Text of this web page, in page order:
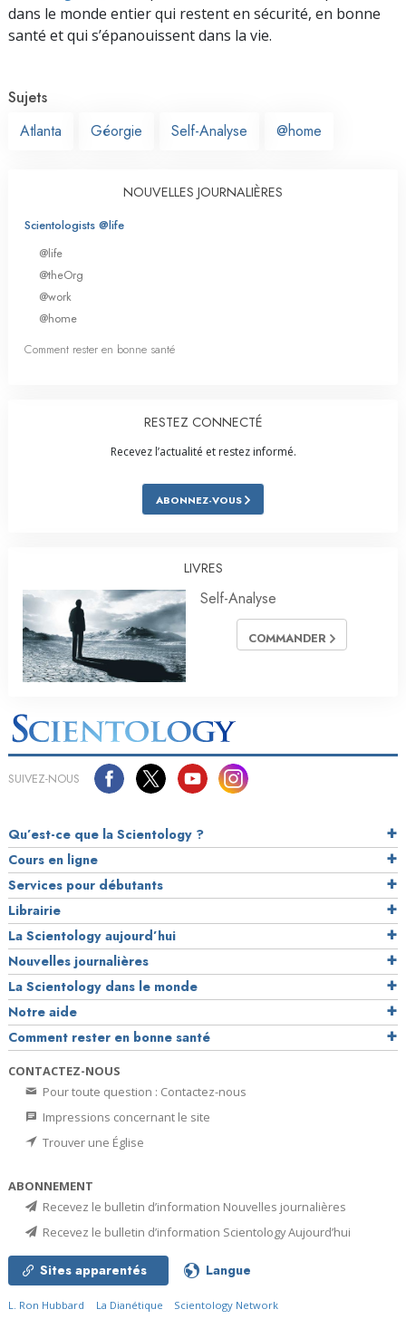
dans le monde entier qui restent en sécurité, en bonne
santé et qui s’épanouissent dans la vie.
Sujets
Atlanta
Géorgie Self-Analyse @home
NOUVELLES JOURNALIÈRES
Scientologists @life
@life
@theOrg
@work
@home
Comment rester en bonne santé
RESTEZ CONNECTÉ
Recevez l’actualité et restez informé.
ABONNEZ-VOUS
LIVRES
Self-Analyse
COMMANDER
SUIVEZ-NOUS
Qu’est-ce que la Scientology ?
Cours en ligne
Services pour débutants
Librairie
La Scientology aujourd’hui
Nouvelles journalières
La Scientology dans le monde
Notre aide
Comment rester en bonne santé
CONTACTEZ-NOUS
Pour toute question : Contactez-nous
Impressions concernant le site
Trouver une Église
ABONNEMENT
Recevez le bulletin d’information Nouvelles journalières
Recevez le bulletin d’information Scientology Aujourd’hui
Sites apparentés Langue
L. Ron Hubbard La Dianétique Scientology Network